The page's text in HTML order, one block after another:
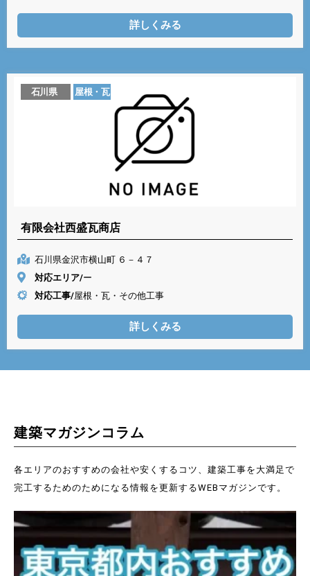
詳しくみる
石川県 屋根・瓦
有限会社西盛瓦商店
石川県金沢市横山町 ６－４７
対応エリア/ー
対応工事/屋根・瓦・その他工事
詳しくみる
建築マガジンコラム
各エリアのおすすめの会社や安くするコツ、建築工事を大満足で
完工するためのためになる情報を更新するWEBマガジンです。